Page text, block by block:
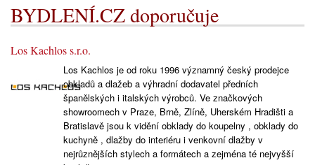
BYDLENÍ.CZ doporučuje
Los Kachlos s.r.o.
Los Kachlos je od roku 1996 významný český prodejce
obkladů a dlažeb a výhradní dodavatel předních
španělských i italských výrobců. Ve značkových
showroomech v Praze, Brně, Zlíně, Uherském Hradišti a
Bratislavě jsou k vidění obklady do koupelny , obklady do
kuchyně , dlažby do interiéru i venkovní dlažby v
nejrůznějších stylech a formátech a zejména té nejvyšší